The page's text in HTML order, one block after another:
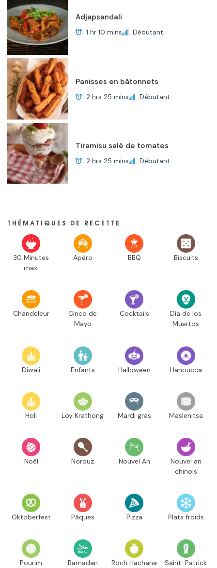
Adjapsandali
1 hr 10 mins Débutant
Panisses en bâtonnets
2 hrs 25 mins Débutant
Tiramisu salé de tomates
2 hrs 25 mins Débutant
THÉMATIQUES DE RECETTE
30 Minutes
maxi
Apéro BBQ Biscuits
Chandeleur
Cinco de
Mayo
Cocktails
Día de los
Muertos
Diwali Enfants Halloween Hanoucca
Holi Loy Krathong Mardi gras Maslenitsa
Noël Norouz Nouvel An
Nouvel an
chinois
Oktoberfest Pâques Pizza Plats froids
Pourim Ramadan Roch Hachana Saint-Patrick